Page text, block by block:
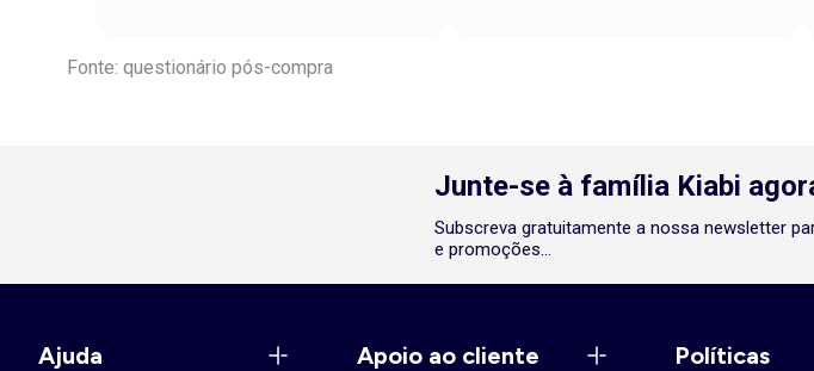
Fonte: questionário pós-compra
Junte-se à família Kiabi
Subscreva gratuitamente a nossa newsletter
e promoções...
Ajuda Apoio ao cliente Políticas